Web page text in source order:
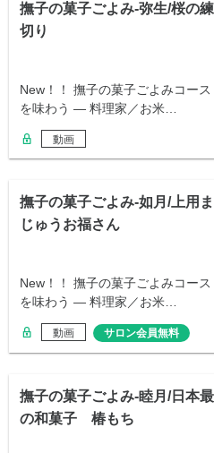
撫子の菓子ごよみ-弥生/桜の
切り
New！！ 撫子の菓子ごよみコー
を味わう ― 料理家／お米…
動画
撫子の菓子ごよみ-如月/上用
じゅうお福さん
New！！ 撫子の菓子ごよみコー
を味わう ― 料理家／お米…
動画 サロン会員無料
撫子の菓子ごよみ-睦月/日本
の和菓子 椿もち